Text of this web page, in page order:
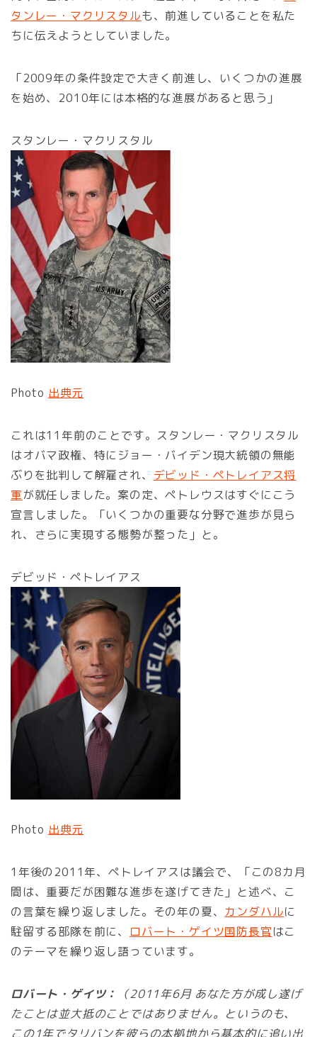
タンレー・マクリスタルも、前進していることを私た
ちに伝えようとしていました。
「2009年の条件設定で大きく前進し、いくつかの進展
を始め、2010年には本格的な進展があると思う」
スタンレー・マクリスタル
Photo 出典元
これは11年前のことです。スタンレー・マクリスタル
はオバマ政権、特にジョー・バイデン現大統領の無能
ぶりを批判して解雇され、 デビッド・ペトレイアス将
軍が就任しました。案の定、ペトレウスはすぐにこう
宣言しました。「いくつかの重要な分野で進歩が見ら
れ、さらに実現する態勢が整った」と。
デビッド・ペトレイアス
Photo 出典元
1年後の2011年、ペトレイアスは議会で、「この8カ月
間は、重要だが困難な進歩を遂げてきた」と述べ、こ
の言葉を繰り返しました。その年の夏、 カンダハルに
駐留する部隊を前に、 ロバート・ゲイツ国防長官はこ
のテーマを繰り返し語っています。
ロバート・ゲイツ：
（2011年6月 あなた方が成し遂げ
たことは並大抵のことではありません。というのも、
この1年でタリバンを彼らの本拠地から基本的に追い出